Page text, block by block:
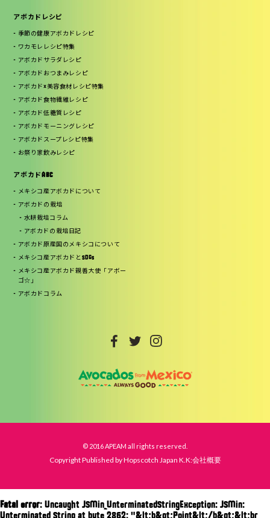
アボカドレシピ
季節の健康アボカドレシピ
ワカモレレシピ特集
アボカドサラダレシピ
アボカドおつまみレシピ
アボカド×美容食材レシピ特集
アボカド食物繊維レシピ
アボカド低糖質レシピ
アボカドモーニングレシピ
アボカドスープレシピ特集
お祭り家飲みレシピ
アボカドABC
メキシコ産アボカドについて
アボカドの栽培
水耕栽培コラム
アボカドの栽培日記
アボカド原産国のメキシコについて
メキシコ産アボカドとSDGs
メキシコ産アボカド親善大使「アボー
ゴ☆」
アボカドコラム
© 2016 APEAM all rights reserved.
Copyright Published by Hopscotch Japan K.K:会社概要
Fatal error: Uncaught JSMin_UnterminatedStringException: JSMin:
Unterminated String at byte 2862: "&lt;b&gt;Point&lt;/b&gt;&lt;br